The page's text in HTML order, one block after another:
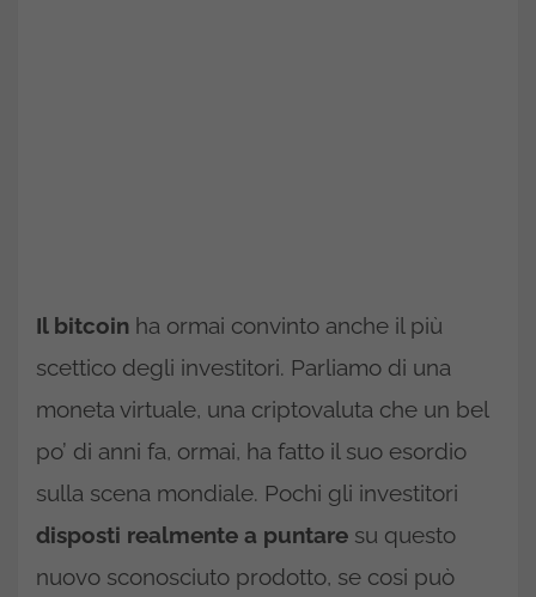
Il bitcoin ha ormai convinto anche il più
scettico degli investitori. Parliamo di una
moneta virtuale, una criptovaluta che un bel
po’ di anni fa, ormai, ha fatto il suo esordio
sulla scena mondiale. Pochi gli investitori
disposti realmente a puntare su questo
nuovo sconosciuto prodotto, se cosi può